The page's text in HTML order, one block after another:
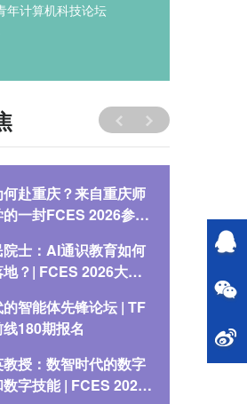
年计算机科技论坛
赴重庆？来自重庆师
一封FCES 2026参会
士：AI通识教育如何
？| FCES 2026大会
智能体先锋论坛 | TF
180期报名
授：数智时代的数字
字技能 | FCES 2026
课还怎
论坛
AI如何
前线
CCF